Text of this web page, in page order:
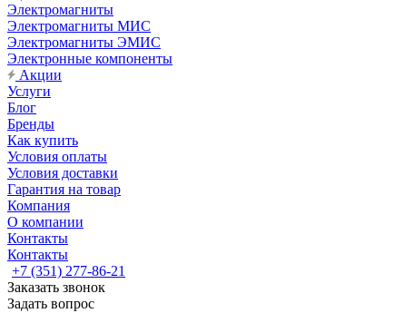
Электромагниты
Электромагниты МИС
Электромагниты ЭМИС
Электронные компоненты
Акции
Услуги
Блог
Бренды
Как купить
Условия оплаты
Условия доставки
Гарантия на товар
Компания
О компании
Контакты
Контакты
+7 (351) 277-86-21
Заказать звонок
Задать вопрос